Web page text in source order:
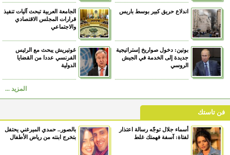
اندلاع حريق كبير بوسط باريس
الجامعة العربية تبحث آليات تنفيذ
قرارات المجلس الاقتصادي
والاجتماعي
بوتين: دخول صواريخ إستراتيجية
جديدة إلى الخدمة في الجيش
الروسي
غوتيريش يبحث مع الرئيس
الفرنسي عددا من القضايا
الدولية
المزيد ...
فن تاستك
أسماء جلال توجّه رسالة اعتذار
لفتاة: آسفة فهمتك غلط
بالصور.. حمدي الميرغني يحتفل
بتخرج ابنته من رياض الأطفال